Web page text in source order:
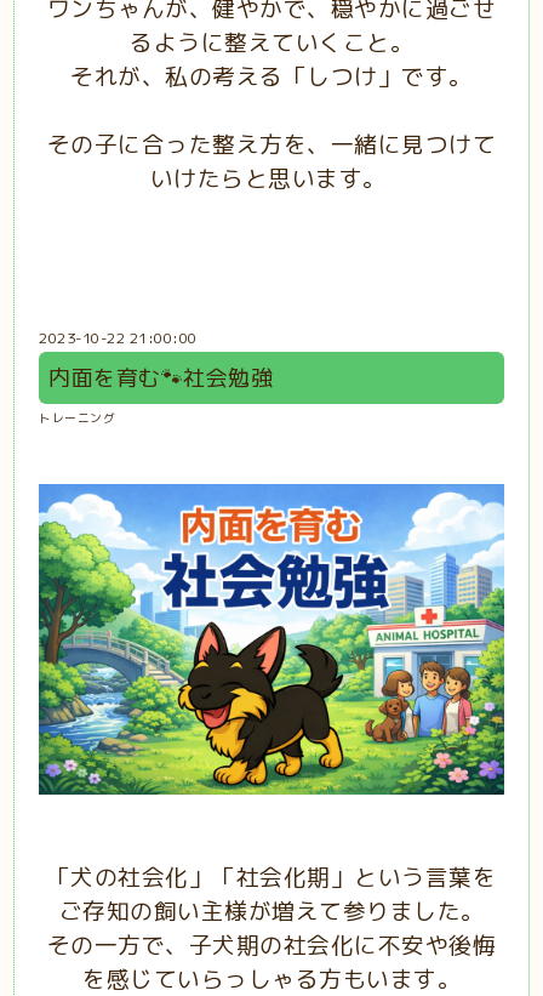
ワンちゃんが、健やかで、穏やかに過ごせ
るように整えていくこと。
それが、私の考える「しつけ」です。
その子に合った整え方を、一緒に見つけて
いけたらと思います。
2023-10-22 21:00:00
内面を育む🐾社会勉強
トレーニング
「犬の社会化」「社会化期」という言葉を
ご存知の飼い主様が増えて参りました。
その一方で、子犬期の社会化に不安や後悔
を感じていらっしゃる方もいます。